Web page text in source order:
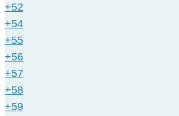
+52
+54
+55
+56
+57
+58
+59